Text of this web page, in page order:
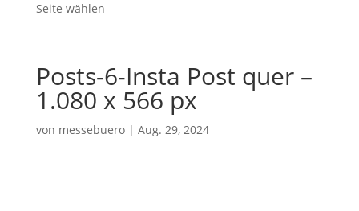
Seite wählen
Posts-6-Insta Post quer –
1.080 x 566 px
von messebuero| Aug. 29, 2024